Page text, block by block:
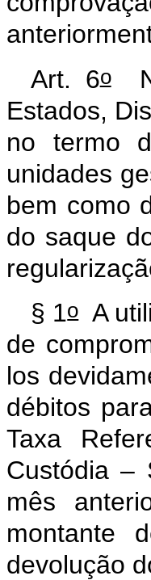
Art. 6o
Estados,
no termo
unidades
bem como
do saque
§ 1oA
de
los
débitos
Taxa
Custódia –
mês
montante
devolução